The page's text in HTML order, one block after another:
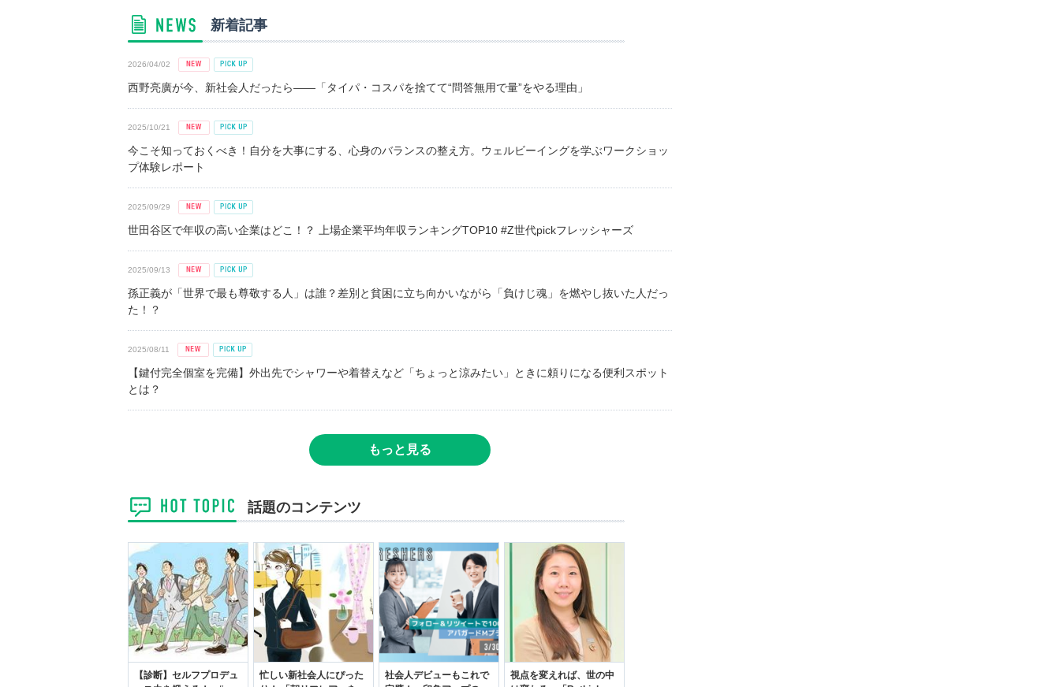
新着記事
2026/04/02
西野亮廣が今、新社会人だったら――「タイパ・コスパを捨てて“問答無用で量”をやる理由」
2025/10/21
今こそ知っておくべき！自分を大事にする、心身のバランスの整え方。ウェルビーイングを学ぶワークショッ
プ体験レポート
2025/09/29
世田谷区で年収の高い企業はどこ！？ 上場企業平均年収ランキングTOP10 #Z世代pickフレッシャーズ
2025/09/13
孫正義が「世界で最も尊敬する人」は誰？差別と貧困に立ち向かいながら「負けじ魂」を燃やし抜いた人だっ
た！？
2025/08/11
【鍵付完全個室を完備】外出先でシャワーや着替えなど「ちょっと涼みたい」ときに頼りになる便利スポット
とは？
もっと見る
話題のコンテンツ
【診断】セルフプロデュ
忙しい新社会人にぴった
社会人デビューもこれで
視点を変えれば、世の中